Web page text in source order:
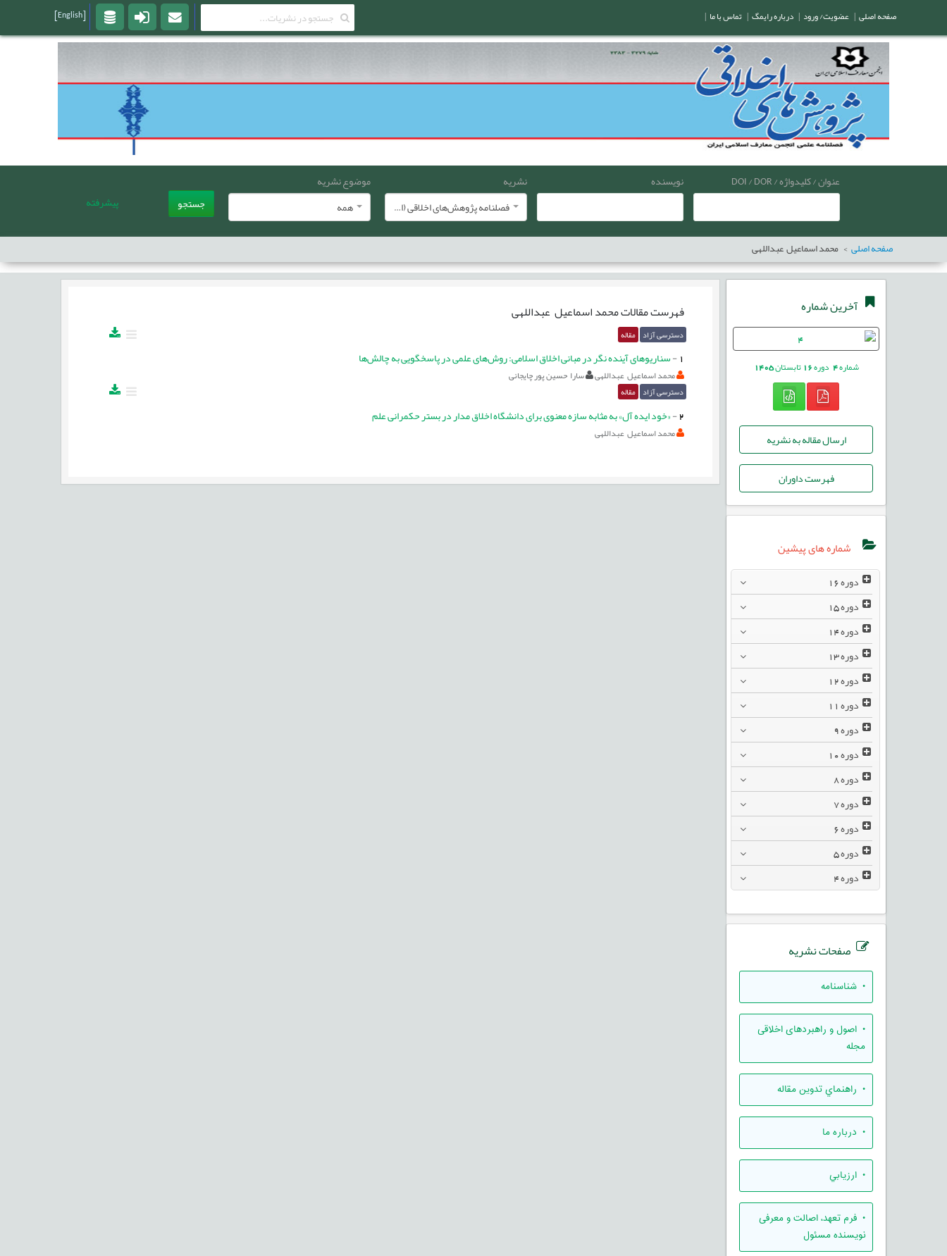
عنوان / کلیدواژه / DOI / DOR نویسنده
نشریه
فصلنامه پژوهش‌های اخلاقی (انجمن معارف اسلامی ایران)
موضوع نشریه
همه
جستجو پیشرفته
صفحه اصلی محمد اسماعیل عبداللهی
آخرین شماره
شماره4 دوره16تابستان1405
ارسال مقاله به نشریه
فهرست داوران
شماره های پیشین
دوره
دوره
دوره
دوره
دوره
دوره
دوره
دوره
دوره
دوره
دوره
دوره
دوره
صفحات نشریه
• شناسنامه
• اصول و راهبردهای اخلاقی
مجله
• راهنماي تدوين مقاله
• درباره ما
• ارزيابي
• فرم تعهد، اصالت و معرفی
نویسنده مسئول
فهرست مقالاتمحمد اسماعیل عبداللهی
دسترسی آزاد مقاله
1
-سناریوهای آینده نگر در مبانی اخلاق اسلامی: روش‌های علمی در پاسخگویی به چالش‌ها
محمد اسماعیل عبداللهی سارا حسین پور چایجانی
دسترسی آزاد مقاله
2
-«خود ایده آل» به مثابه سازه معنوی برای دانشگاه اخلاق مدار در بستر حکمرانی علم
محمد اسماعیل عبداللهی
صفحه اصلی | عضویت/ ورود | درباره رایمگ | تماس با ما |
[English]